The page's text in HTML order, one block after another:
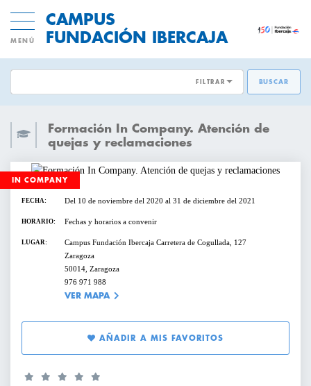
MENÚ
CAMPUS
FUNDACIÓN IBERCAJA
ACTIVIDADES GRATUITAS
CICLOS Y PROGRAMAS
CONFERENCIAS Y MESAS REDONDAS
CURSOS Y TALLERES
PRESENTACIONES
SERVICIOS PARA EMPRESAS
FILTRAR
DESARROLLO DE PERSONAS
INNOVACION Y MODELOS DE
NEGOCIO
TRANSFORMACIÓN DIGITAL
DIRECCIÓN Y ESTRATEGIA
EMPRESAS SOSTENIBLES
VENTAS Y MERCADOS
BUSCAR
Formación In Company. Atención de
quejas y reclamaciones
IN COMPANY
FECHA: Del 10 de noviembre del 2020 al 31 de diciembre del 2021
HORARIO: Fechas y horarios a convenir
LUGAR:
Campus Fundación Ibercaja Carretera de Cogullada, 127
Zaragoza
50014, Zaragoza
976 971 988
VER MAPA
AÑADIR A MIS FAVORITOS